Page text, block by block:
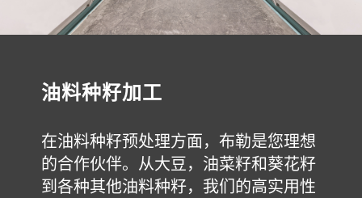
油料种籽加工
在油料种籽预处理方面，布勒是您理想
的合作伙伴。从大豆，油菜籽和葵花籽
到各种其他油料种籽，我们的高实用性